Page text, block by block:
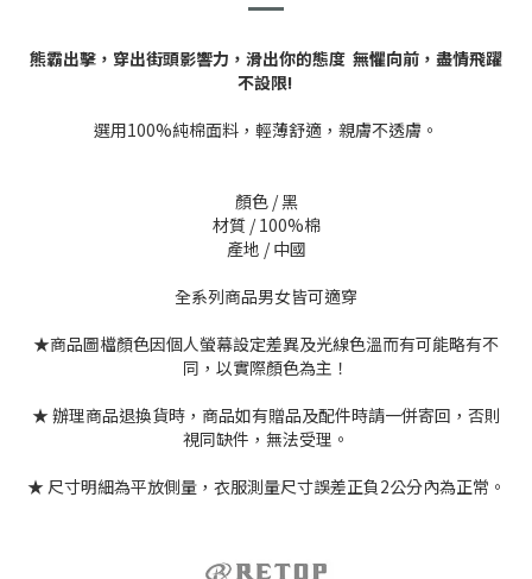
熊霸出擊，穿出街頭影響力， 滑出你的態度 無懼向前，盡情飛躍
不設限!
選用100%純棉面料，輕薄舒適，親膚不透膚。
顏色 / 黑
材質 / 100%棉
產地 / 中國
全系列商品男女皆可適穿
★商品圖檔顏色因個人螢幕設定差異及光線色溫而有可能略有不
同，以實際顏色為主！
★ 辦理商品退換貨時，商品如有贈品及配件時請一併寄回，否則
視同缺件，無法受理。
★ 尺寸明細為平放側量，衣服測量尺寸誤差正負2公分內為正常。